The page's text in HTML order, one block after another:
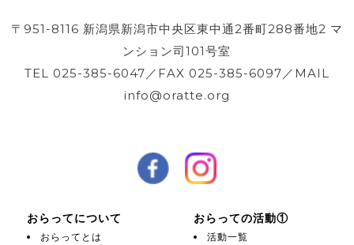
〒951-8116 新潟県新潟市中央区東中通2番町288番地2 マ
ンション司101号室
TEL 025-385-6047／FAX 025-385-6097／MAIL
info@oratte.org
おらってについて
おらってとは
おらっての活動①
活動一覧